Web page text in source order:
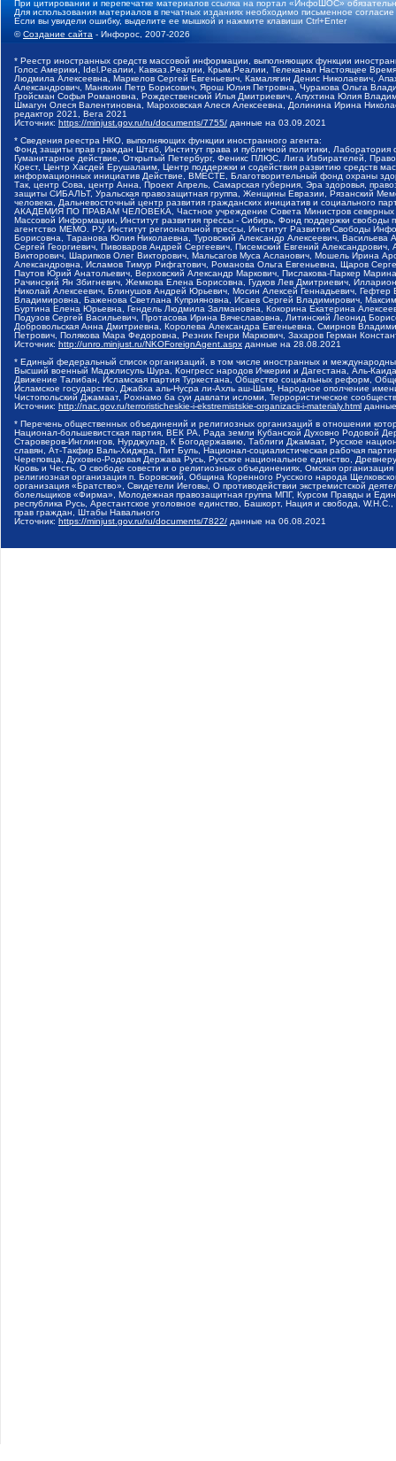
При цитировании и перепечатке материалов ссылка на портал «ИнфоШОС»
Для использования материалов в печатных изданиях необходимо письменное
Если вы увидели ошибку, выделите ее мышкой и нажмите клавиши Ctrl+Enter
©Создание сайта - Инфорос, 2007-2026
* Реестр иностранных средств массовой информации, выполняющих функции
Голос Америки, Idel.Реалии, Кавказ.Реалии, Крым.Реалии, Телеканал Настоящее
Людмила Алексеевна, Маркелов Сергей Евгеньевич, Камалягин Денис Николаевич,
Александрович, Маняхин Петр Борисович, Ярош Юлия Петровна, Чуракова Ольга
Гройсман Софья Романовна, Рождественский Илья Дмитриевич, Апухтина Юлия
Шмагун Олеся Валентиновна, Мароховская Алеся Алексеевна, Долинина Ирина
редактор 2021, Вега 2021
Источник: https://minjust.gov.ru/ru/documents/7755/ данные на 03.09.2021
* Сведения реестра НКО, выполняющих функции иностранного агента:
Фонд защиты прав граждан Штаб, Институт права и публичной политики,
Гуманитарное действие, Открытый Петербург, Феникс ПЛЮС, Лига Избирателей,
Крест, Центр Хасдей Ерушалаим, Центр поддержки и содействия развитию средств
информационных инициатив Действие, ВМЕСТЕ, Благотворительный фонд охраны
Так, центр Сова, центр Анна, Проект Апрель, Самарская губерния, Эра здоровья,
защиты СИБАЛЬТ, Уральская правозащитная группа, Женщины Евразии, Рязанский
человека, Дальневосточный центр развития гражданских инициатив и социального
АКАДЕМИЯ ПО ПРАВАМ ЧЕЛОВЕКА, Частное учреждение Совета Министров северных
Массовой Информации, Институт развития прессы - Сибирь, Фонд поддержки
агентство МЕМО. РУ, Институт региональной прессы, Институт Развития Свободы
Борисовна, Таранова Юлия Николаевна, Туровский Александр Алексеевич,
Сергей Георгиевич, Пивоваров Андрей Сергеевич, Писемский Евгений
Викторович, Шарипков Олег Викторович, Мальсагов Муса Асланович, Мошель Ирина
Александровна, Исламов Тимур Рифгатович, Романова Ольга Евгеньевна, Щаров
Паутов Юрий Анатольевич, Верховский Александр Маркович, Пислакова-Паркер
Рачинский Ян Збигневич, Жемкова Елена Борисовна, Гудков Лев Дмитриевич,
Николай Алексеевич, Блинушов Андрей Юрьевич, Мосин Алексей Геннадьевич,
Владимировна, Баженова Светлана Куприяновна, Исаев Сергей Владимирович,
Буртина Елена Юрьевна, Гендель Людмила Залмановна, Кокорина Екатерина
Подузов Сергей Васильевич, Протасова Ирина Вячеславовна, Литинский Леонид
Добровольская Анна Дмитриевна, Королева Александра Евгеньевна, Смирнов
Петрович, Полякова Мара Федоровна, Резник Генри Маркович, Захаров Герман
Источник: http://unro.minjust.ru/NKOForeignAgent.aspx данные на 28.08.2021
* Единый федеральный список организаций, в том числе иностранных и
Высший военный Маджлисуль Шура, Конгресс народов Ичкерии и Дагестана, Аль-
Движение Талибан, Исламская партия Туркестана, Общество социальных реформ,
Исламское государство, Джабха аль-Нусра ли-Ахль аш-Шам, Народное ополчение
Чистопольский Джамаат, Рохнамо ба суи давлати исломи, Террористическое
Источник: http://nac.gov.ru/terroristicheskie-i-ekstremistskie-organizacii-i-materialy.html
* Перечень общественных объединений и религиозных организаций в отношении
Национал-большевистская партия, ВЕК РА, Рада земли Кубанской Духовно Родовой
Староверов-Инглингов, Нурджулар, К Богодержавию, Таблиги Джамаат, Русское
славян, Ат-Такфир Валь-Хиджра, Пит Буль, Национал-социалистическая рабочая
Череповца, Духовно-Родовая Держава Русь, Русское национальное единство,
Кровь и Честь, О свободе совести и о религиозных объединениях, Омская
религиозная организация п. Боровский, Община Коренного Русского народа
организация «Братство», Свидетели Иеговы, О противодействии экстремистской
болельщиков «Фирма», Молодежная правозащитная группа МПГ, Курсом Правды и
республика Русь, Арестантское уголовное единство, Башкорт, Нация и свобода,
прав граждан, Штабы Навального
Источник: https://minjust.gov.ru/ru/documents/7822/ данные на 06.08.2021